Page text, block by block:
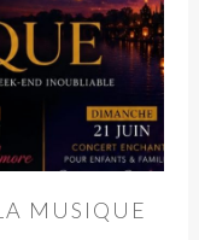
MUSIQUE